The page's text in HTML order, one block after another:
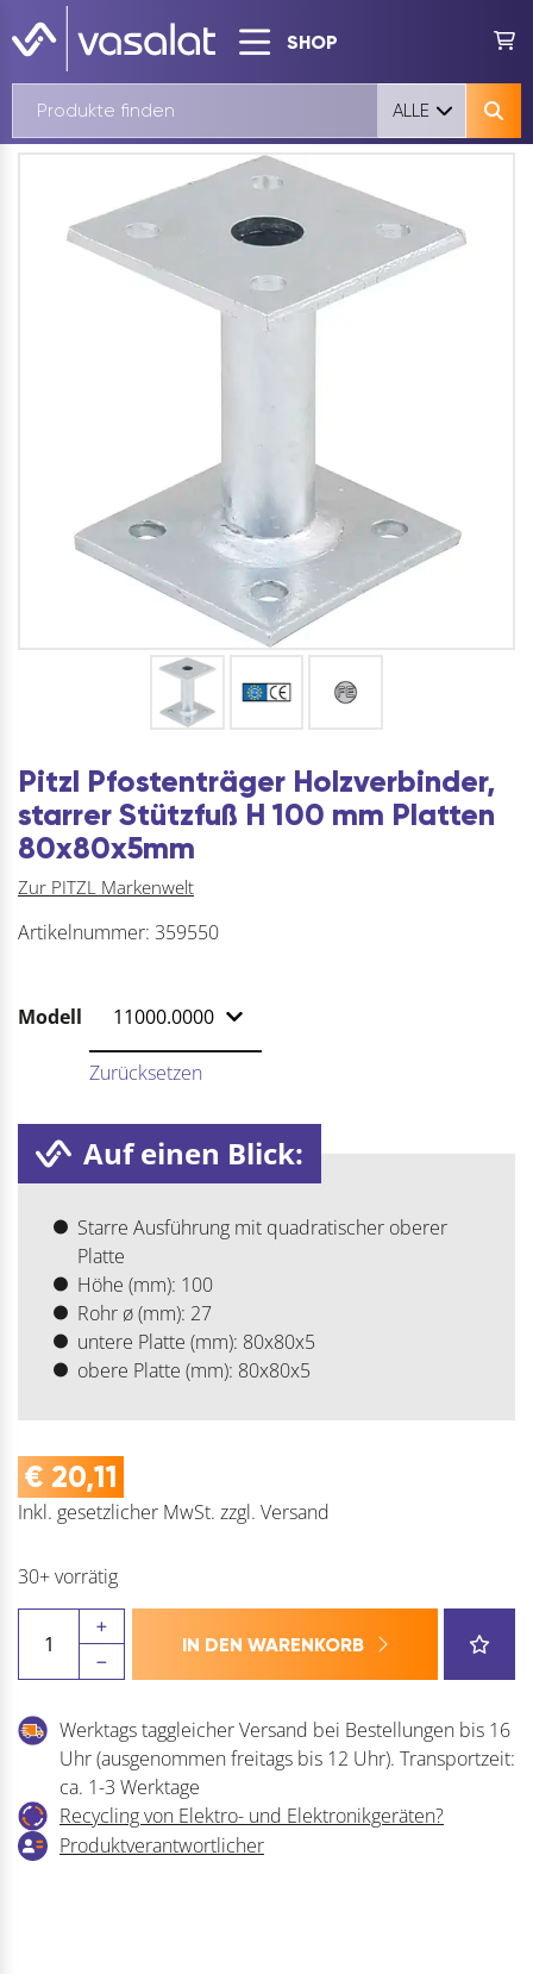
SHOP
ALLE
Pitzl Pfostenträger Holzverbinder,
starrer Stützfuß H 100 mm Platten
80x80x5mm
Zur PITZL Markenwelt
Artikelnummer: 359550
Modell
Zurücksetzen
Auf einen Blick:
Starre Ausführung mit quadratischer oberer
Platte
Höhe (mm): 100
Rohr ø (mm): 27
untere Platte (mm): 80x80x5
obere Platte (mm): 80x80x5
€ 20,11
Inkl. gesetzlicher MwSt. zzgl. Versand
30+ vorrätig
Pfostenträger
Typ
Menge
IN DEN WARENKORB
Werktags taggleicher Versand bei Bestellungen bis 16
Uhr (ausgenommen freitags bis 12 Uhr). Transportzeit:
ca. 1-3 Werktage
Recycling von Elektro- und Elektronikgeräten?
Produktverantwortlicher